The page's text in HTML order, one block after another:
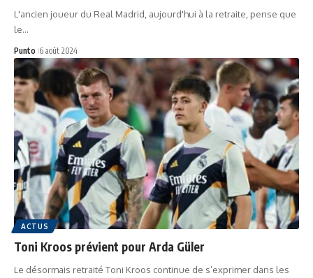
L'ancien joueur du Real Madrid, aujourd'hui à la retraite, pense que
le…
Punto 6 août 2024
ACTUS
Toni Kroos prévient pour Arda Güler
Le désormais retraité Toni Kroos continue de s’exprimer dans les